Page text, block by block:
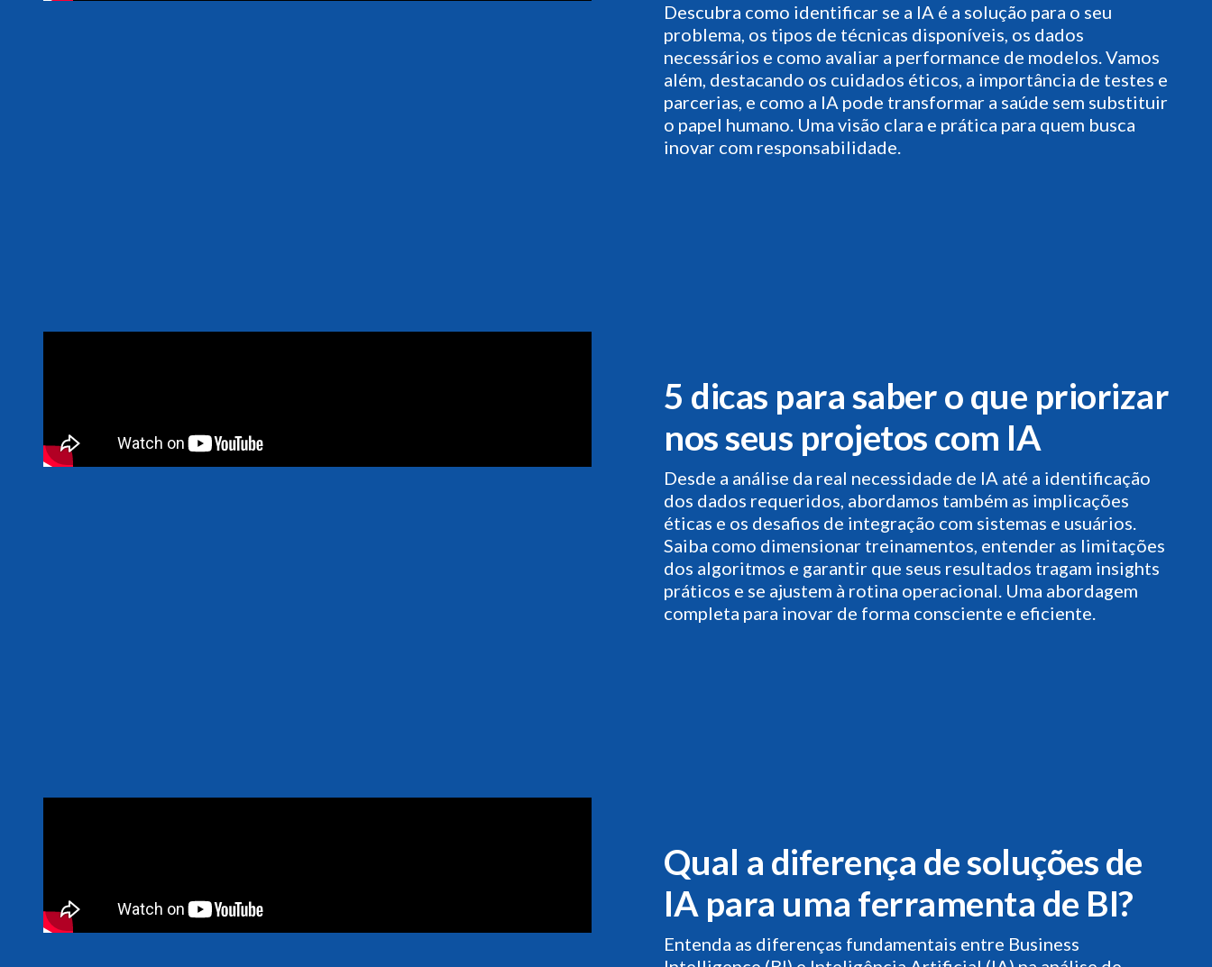
Descubra como identificar se a IA é a solução para o seu
problema, os tipos de técnicas disponíveis, os dados
necessários e como avaliar a performance de modelos. Vamos
além, destacando os cuidados éticos, a importância de testes e
parcerias, e como a IA pode transformar a saúde sem substituir
o papel humano. Uma visão clara e prática para quem busca
inovar com responsabilidade.
5 dicas para saber o que priorizar
nos seus projetos com IA
Desde a análise da real necessidade de IA até a identificação
dos dados requeridos, abordamos também as implicações
éticas e os desafios de integração com sistemas e usuários.
Saiba como dimensionar treinamentos, entender as limitações
dos algoritmos e garantir que seus resultados tragam insights
práticos e se ajustem à rotina operacional. Uma abordagem
completa para inovar de forma consciente e eficiente.
Qual a diferença de soluções de
IA para uma ferramenta de BI?
Entenda as diferenças fundamentais entre Business